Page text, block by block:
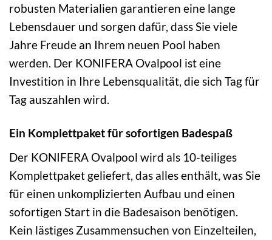
robusten Materialien garantieren eine lange
Lebensdauer und sorgen dafür, dass Sie viele
Jahre Freude an Ihrem neuen Pool haben
werden. Der KONIFERA Ovalpool ist eine
Investition in Ihre Lebensqualität, die sich Tag für
Tag auszahlen wird.
Ein Komplettpaket für sofortigen Badespaß
Der KONIFERA Ovalpool wird als 10-teiliges
Komplettpaket geliefert, das alles enthält, was Sie
für einen unkomplizierten Aufbau und einen
sofortigen Start in die Badesaison benötigen.
Kein lästiges Zusammensuchen von Einzelteilen,